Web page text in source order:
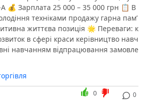
💰 Зарплата 25 000 – 35 000 грн 📋 В
техніками продажу гарна памʼ
життєва позиція 🌟 Переваги: к
в сфері краси керівництво навч
навчанням відпрацювання замовле
0
0